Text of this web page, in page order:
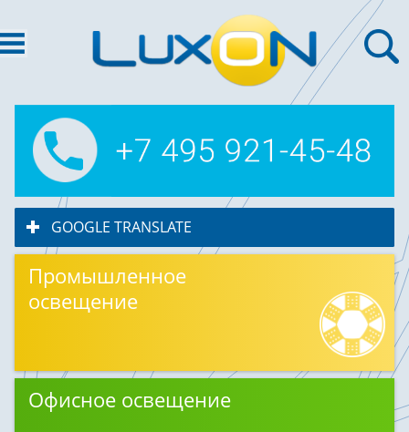
GOOGLE TRANSLATE
Промышленное
освещение
Офисное освещение